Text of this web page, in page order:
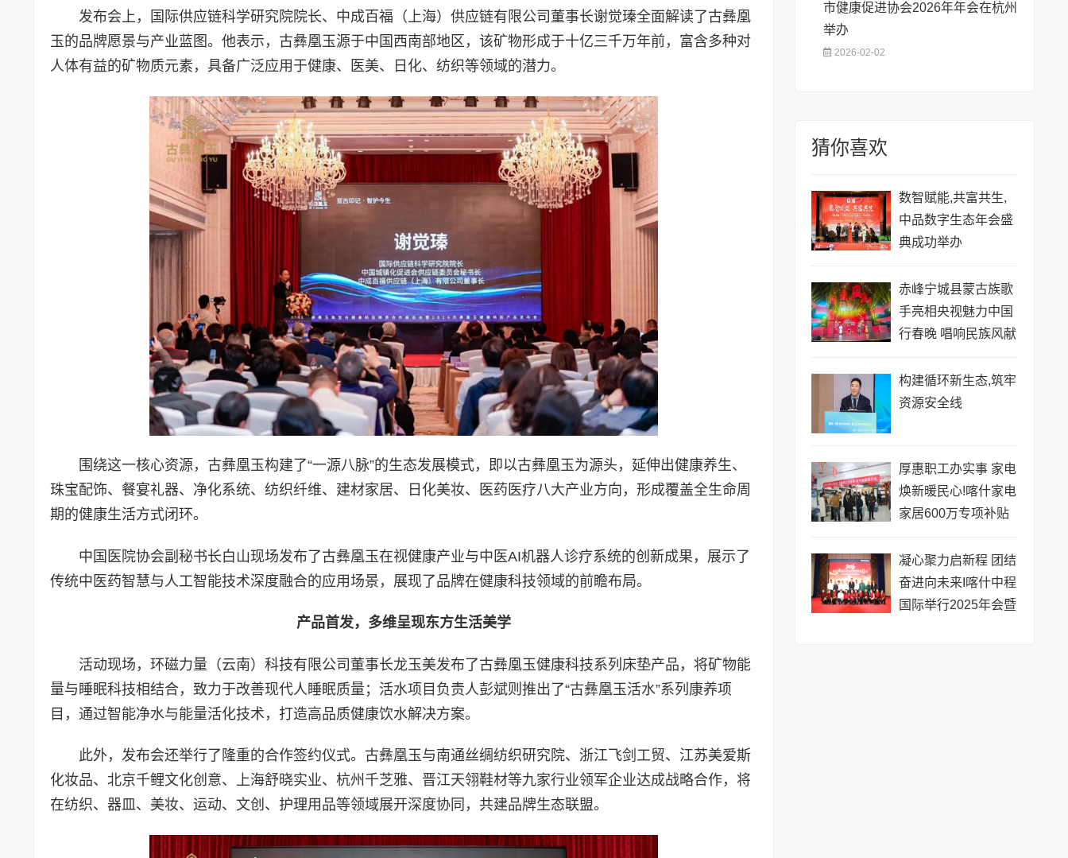
发布会上，国际供应链科学研究院院长、中成百福（上海）供应链有限公司董事长谢觉瑧全面解读了古彝凰
玉的品牌愿景与产业蓝图。他表示，古彝凰玉源于中国西南部地区，该矿物形成于十亿三千万年前，富含多种对
人体有益的矿物质元素，具备广泛应用于健康、医美、日化、纺织等领域的潜力。
围绕这一核心资源，古彝凰玉构建了“一源八脉”的生态发展模式，即以古彝凰玉为源头，延伸出健康养生、
珠宝配饰、餐宴礼器、净化系统、纺织纤维、建材家居、日化美妆、医药医疗八大产业方向，形成覆盖全生命周
期的健康生活方式闭环。
中国医院协会副秘书长白山现场发布了古彝凰玉在视健康产业与中医AI机器人诊疗系统的创新成果，展示了
传统中医药智慧与人工智能技术深度融合的应用场景，展现了品牌在健康科技领域的前瞻布局。
产品首发，多维呈现东方生活美学
活动现场，环磁力量（云南）科技有限公司董事长龙玉美发布了古彝凰玉健康科技系列床垫产品，将矿物能
量与睡眠科技相结合，致力于改善现代人睡眠质量；活水项目负责人彭斌则推出了“古彝凰玉活水”系列康养项
目，通过智能净水与能量活化技术，打造高品质健康饮水解决方案。
此外，发布会还举行了隆重的合作签约仪式。古彝凰玉与南通丝绸纺织研究院、浙江飞剑工贸、江苏美爱斯
化妆品、北京千鲤文化创意、上海舒晓实业、杭州千芝雅、晋江天翎鞋材等九家行业领军企业达成战略合作，将
在纺织、器皿、美妆、运动、文创、护理用品等领域展开深度协同，共建品牌生态联盟。
市健康促进协会2026年年会在杭州
举办
2026-02-02
猜你喜欢
数智赋能,共富共生,
中品数字生态年会盛
典成功举办
赤峰宁城县蒙古族歌
手亮相央视魅力中国
行春晚 唱响民族风献
构建循环新生态,筑牢
资源安全线
厚惠职工办实事 家电
焕新暖民心!喀什家电
家居600万专项补贴
凝心聚力启新程 团结
奋进向未来I喀什中程
国际举行2025年会暨